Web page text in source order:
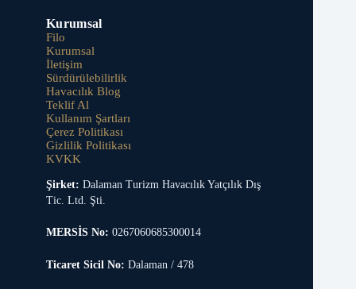
Kurumsal
Filo
Kurumsal
İletişim
Sürdürülebilirlik
Havacılık Blog
Teklif Al
Kullanım Şartları
Çerez Politikası
Gizlilik Politikası
KVKK
Şirket: Dalaman Turizm Havacılık Yatçılık Dış
Tic. Ltd. Şti.
MERSİS No: 0267060685300014
Ticaret Sicil No: Dalaman / 478